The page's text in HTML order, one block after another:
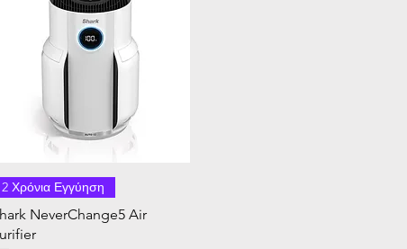
2 Χρόνια Εγγύηση
NeverChange5 Air